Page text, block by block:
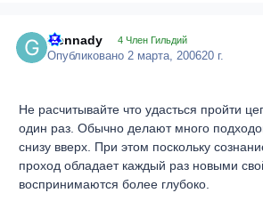
Gennady 4 Член Гильдий
Опубликовано2 марта, 200620 г.
Не расчитывайте что удасться пройти
один раз. Обычно делают много
снизу вверх. При этом поскольку
проход обладает каждый раз новыми
воспринимаются более глубоко.